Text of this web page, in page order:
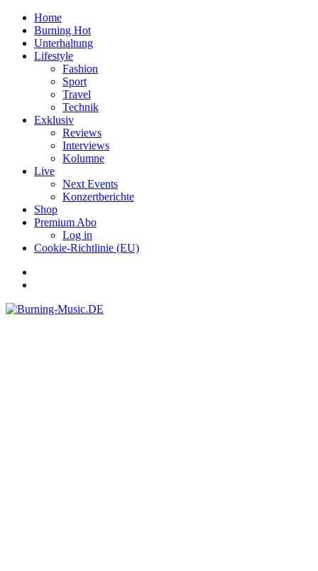
Home
Burning Hot
Unterhaltung
Lifestyle
Fashion
Sport
Travel
Technik
Exklusiv
Reviews
Interviews
Kolumne
Live
Next Events
Konzertberichte
Shop
Premium Abo
Log in
Cookie-Richtlinie (EU)